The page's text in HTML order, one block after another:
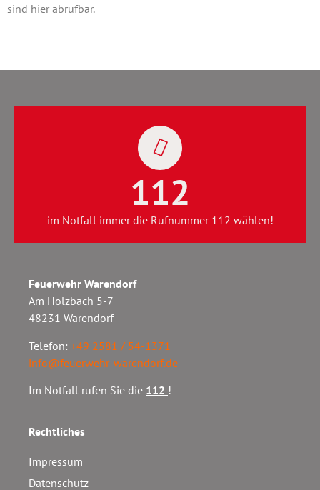
sind hier abrufbar.
112
im Notfall immer die Rufnummer 112 wählen!
Feuerwehr Warendorf
Am Holzbach 5-7
48231 Warendorf
Telefon: +49 2581 / 54-1371
info@feuerwehr-warendorf.de
Im Notfall rufen Sie die 112 !
Rechtliches
Impressum
Datenschutz